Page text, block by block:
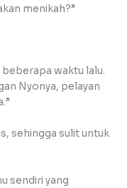
menikah?”
beberapa waktu lalu.
Nyonya, pelayan
sehingga sulit untuk
sendiri yang